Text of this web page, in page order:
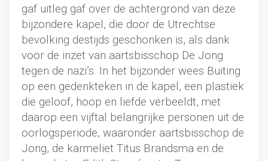
gaf uitleg gaf over de achtergrond van deze
bijzondere kapel, die door de Utrechtse
bevolking destijds geschonken is, als dank
voor de inzet van aartsbisschop De Jong
tegen de nazi’s. In het bijzonder wees Buiting
op een gedenkteken in de kapel, een plastiek
die geloof, hoop en liefde verbeeldt, met
daarop een vijftal belangrijke personen uit de
oorlogsperiode, waaronder aartsbisschop de
Jong, de karmeliet Titus Brandsma en de